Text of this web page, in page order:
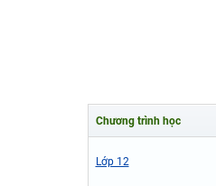
Đồng giá khóa
Khai giảng các
Chương trình học
Lớp 12